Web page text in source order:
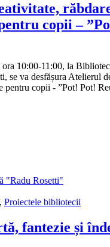
copii –
10:00-11:00, la
se va desfășura Atelierul
pentru copii - ”Pot! Pot!
"Radu Rosetti"
, Proiectele bibliotecii
fantezie și